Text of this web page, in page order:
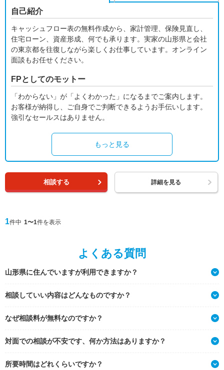
自己紹介
キャッシュフロー表の無料作成から、家計管理、保険見直し、
住宅ローン、資産形成、何でも承ります。実家の山形県と会社
の東京都を往復しながら楽しくお仕事しています。オンライン
面談もお任せください。
FPとしてのモットー
「わからない」が「よくわかった」になるまでご案内します。
お客様が納得し、ご自身でご判断できるようお手伝いします。
強引なセールスはありません。
もっと見る
相談する 詳細を見る
1件中 1〜1件を表示
よくある質問
山形県に住んでいますが利用できますか？
相談していい内容はどんなものですか？
なぜ相談料が無料なのですか？
対面での相談が不安です、何か方法はありますか？
所要時間はどれくらいですか？